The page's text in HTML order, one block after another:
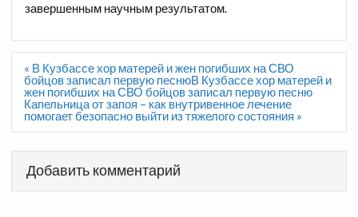
завершенным научным результатом.
Навигация
по
записям
« В Кузбассе хор матерей и жен погибших на СВО
бойцов записал первую песнюВ Кузбассе хор матерей и
жен погибших на СВО бойцов записал первую песню
Капельница от запоя – как внутривенное лечение
помогает безопасно выйти из тяжелого состояния »
Добавить комментарий